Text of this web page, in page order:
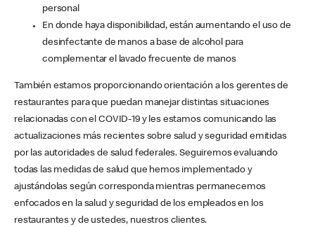
personal
En donde haya disponibilidad, están aumentando el uso de
desinfectante de manos a base de alcohol para
complementar el lavado frecuente de manos
También estamos proporcionando orientación a los gerentes de
restaurantes para que puedan manejar distintas situaciones
relacionadas con el COVID-19 y les estamos comunicando las
actualizaciones más recientes sobre salud y seguridad emitidas
por las autoridades de salud federales. Seguiremos evaluando
todas las medidas de salud que hemos implementado y
ajustándolas según corresponda mientras permanecemos
enfocados en la salud y seguridad de los empleados en los
restaurantes y de ustedes, nuestros clientes.